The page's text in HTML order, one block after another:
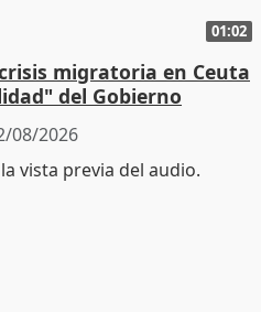
01:02
migratoria en Ceuta
del Gobierno
08/2026